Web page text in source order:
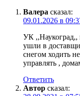
Валера сказал:
09.01.2026 в
УК ,,Наукоград,,
ушли в
снегом ходить
управлять ,
Ответить
Автор сказал: